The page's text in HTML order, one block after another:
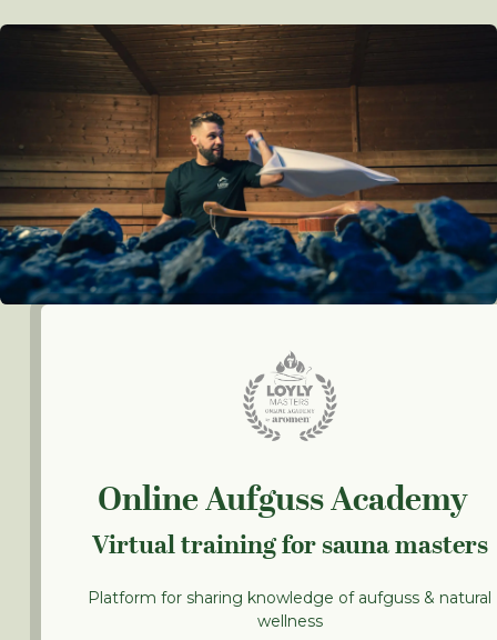
Online Aufguss Academy
Virtual training for sauna masters
Platform for sharing knowledge of aufguss & natural
wellness